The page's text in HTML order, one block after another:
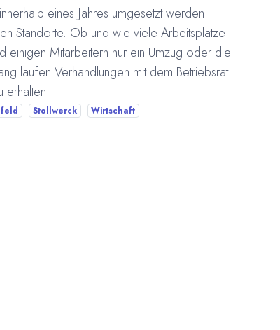
eines Jahres umgesetzt werden.
Standorte. Ob und wie viele Arbeitsplätze
einigen Mitarbeitern nur ein Umzug oder die
laufen Verhandlungen mit dem Betriebsrat
erhalten.
Stollwerck Wirtschaft